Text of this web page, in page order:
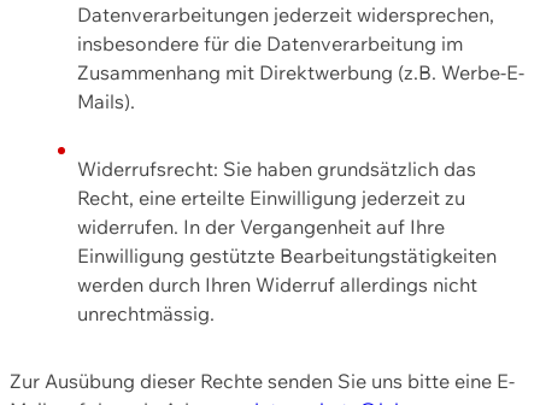
Datenverarbeitungen jederzeit widersprechen,
insbesondere für die Datenverarbeitung im
Zusammenhang mit Direktwerbung (z.B. Werbe-E-
Mails).
Widerrufsrecht: Sie haben grundsätzlich das
Recht, eine erteilte Einwilligung jederzeit zu
widerrufen. In der Vergangenheit auf Ihre
Einwilligung gestützte Bearbeitungstätigkeiten
werden durch Ihren Widerruf allerdings nicht
unrechtmässig.
Zur Ausübung dieser Rechte senden Sie uns bitte eine E-